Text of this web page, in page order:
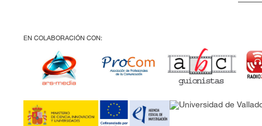
EN COLABORACIÓN CON: